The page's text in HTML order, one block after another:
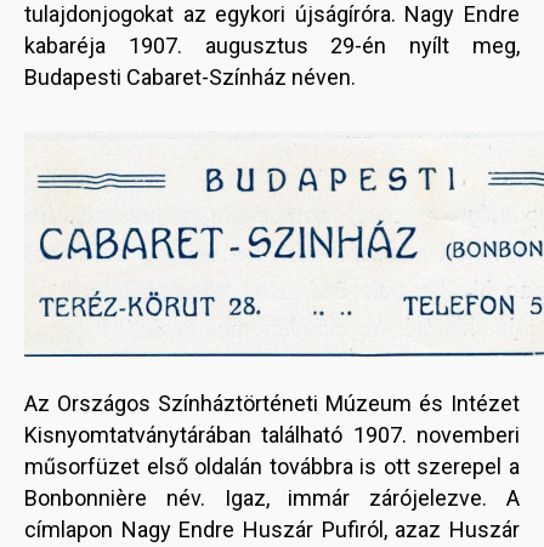
tulajdonjogokat az egykori újságíróra. Nagy Endre
kabaréja 1907. augusztus 29-én nyílt meg,
Budapesti Cabaret-Színház néven.
Az Országos Színháztörténeti Múzeum és Intézet
Kisnyomtatványtárában található 1907. novemberi
műsorfüzet első oldalán továbbra is ott szerepel a
Bonbonnière név. Igaz, immár zárójelezve. A
címlapon Nagy Endre Huszár Pufiról, azaz Huszár